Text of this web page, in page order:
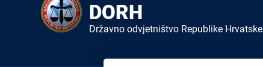
DORH
Državno odvjetništvo Republike Hrvatske